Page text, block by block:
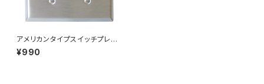
アメリカンタイプスイッチプレー
ト 2口 ステンレスヘアライン
¥990